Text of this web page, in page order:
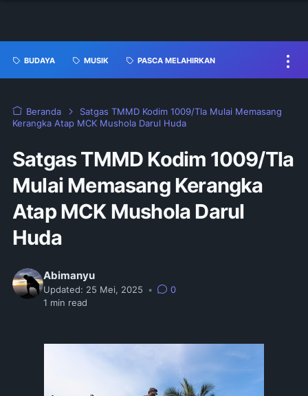
BUDAYA MUSIK PASCA MELAHIRKAN
Beranda
Satgas TMMD Kodim 1009/Tla Mulai Memasang
Kerangka Atap MCK Mushola Darul Huda
Satgas TMMD Kodim 1009/Tla
Mulai Memasang Kerangka
Atap MCK Mushola Darul
Huda
Abimanyu
Updated: 25 Mei, 2025 •
0
1 min read